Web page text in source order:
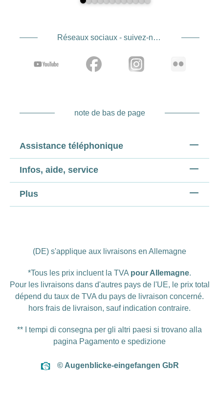
Réseaux sociaux - suivez-nous
note de bas de page
Assistance téléphonique
Infos, aide, service
Plus
(DE) s'applique aux livraisons en Allemagne
*Tous les prix incluent la TVA pour Allemagne.
Pour les livraisons dans d'autres pays de l'UE, le prix total
dépend du taux de TVA du pays de livraison concerné.
hors frais de livraison, sauf indication contraire.
** I tempi di consegna per gli altri paesi si trovano alla
pagina Pagamento e spedizione
© Augenblicke-eingefangen GbR